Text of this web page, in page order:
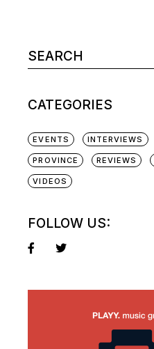
CATEGORIES
EVENTS INTERVIEWS
PROVINCE REVIEWS
VIDEOS
FOLLOW US: